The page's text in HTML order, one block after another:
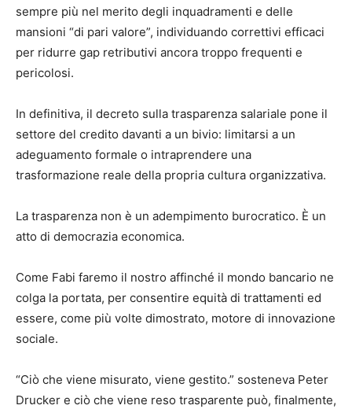
sempre più nel merito degli inquadramenti e delle
mansioni “di pari valore”, individuando correttivi efficaci
per ridurre gap retributivi ancora troppo frequenti e
pericolosi.
In definitiva, il decreto sulla trasparenza salariale pone il
settore del credito davanti a un bivio: limitarsi a un
adeguamento formale o intraprendere una
trasformazione reale della propria cultura organizzativa.
La trasparenza non è un adempimento burocratico. È un
atto di democrazia economica.
Come Fabi faremo il nostro affinché il mondo bancario ne
colga la portata, per consentire equità di trattamenti ed
essere, come più volte dimostrato, motore di innovazione
sociale.
“Ciò che viene misurato, viene gestito.” sosteneva Peter
Drucker e ciò che viene reso trasparente può, finalmente,